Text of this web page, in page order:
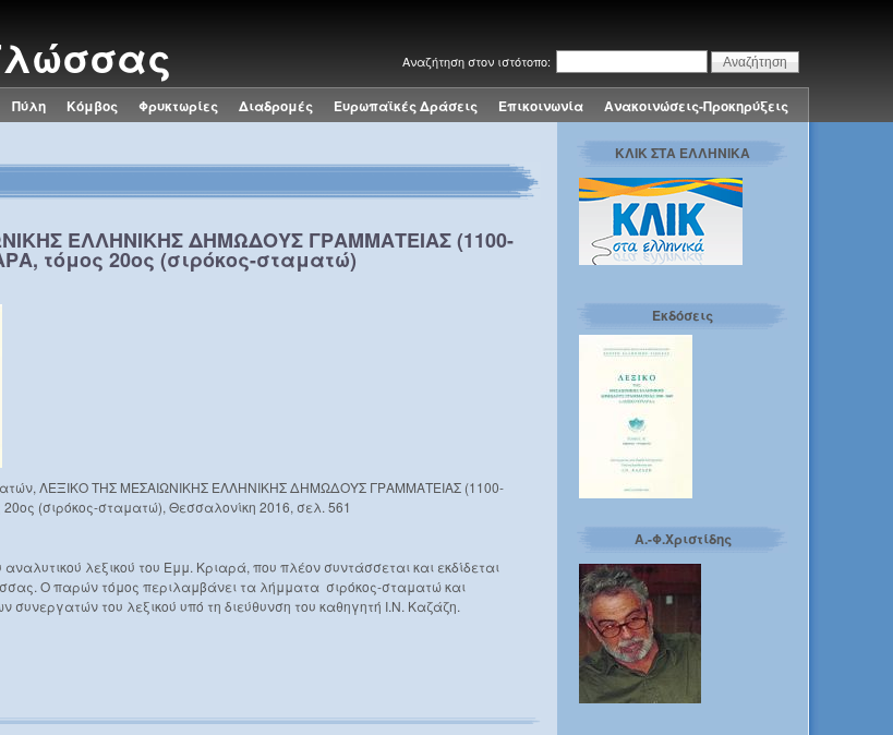
Αναζήτηση στον ιστότοπο:
Πύλη Κόμβος Φρυκτωρίες Διαδρομές Ευρωπαϊκές Δράσεις Επικοινωνία Ανακοινώσεις-Προκηρύξεις
ΕΛΛΗΝΙΚΗΣ ΔΗΜΩΔΟΥΣ ΓΡΑΜΜΑΤΕΙΑΣ (1100-
τόμος 20ος (σιρόκος-σταματώ)
ΛΕΞΙΚΟ ΤΗΣ ΜΕΣΑΙΩΝΙΚΗΣ ΕΛΛΗΝΙΚΗΣ ΔΗΜΩΔΟΥΣ ΓΡΑΜΜΑΤΕΙΑΣ (1100-
(σιρόκος-σταματώ), Θεσσαλονίκη 2016, σελ. 561
αναλυτικού λεξικού του Εμμ. Κριαρά, που πλέον συντάσσεται και εκδίδεται
Ο παρών τόμος περιλαμβάνει τα λήμματα σιρόκος-σταματώ και
συνεργατών του λεξικού υπό τη διεύθυνση του καθηγητή Ι.Ν. Καζάζη.
ΚΛΙΚ ΣΤΑ ΕΛΛΗΝΙΚΑ
Εκδόσεις
Α.-Φ.Χριστίδης